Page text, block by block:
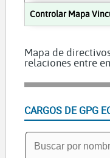
Controlar Mapa
Mapa de
relaciones entre
CARGOS DE GPG